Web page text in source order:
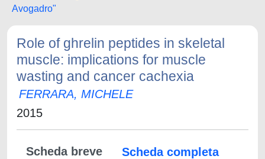
Avogadro"
Role of ghrelin peptides in skeletal
muscle: implications for muscle
wasting and cancer cachexia
FERRARA, MICHELE
2015
Scheda breve
Scheda completa